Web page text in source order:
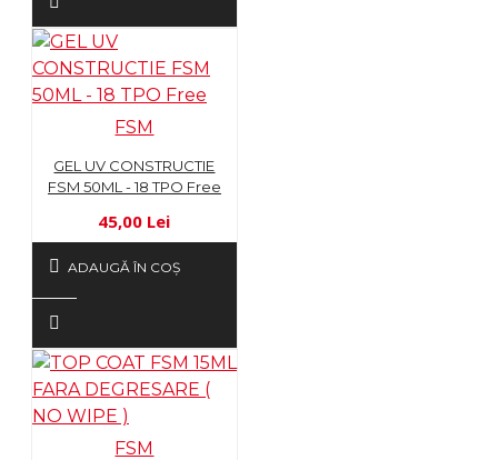
FSM
GEL UV CONSTRUCTIE
FSM 50ML - 18 TPO Free
45,00 Lei
ADAUGĂ ÎN COŞ
FSM